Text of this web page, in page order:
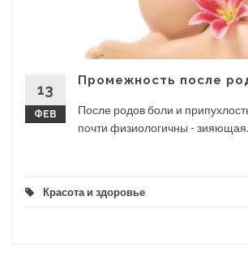
13
ФЕВ
Промежность после
После родов боли и
почти физиологичны -
Красота и здоровье